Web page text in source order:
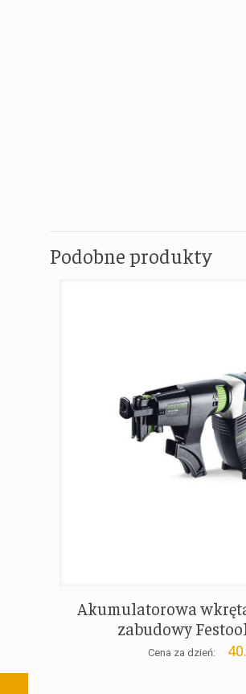
Podobne produkty
Akumulatorowa
zabudowy
Cena za dzień: